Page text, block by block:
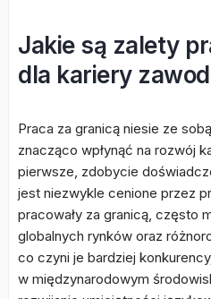
Jakie są zalety
dla kariery
Praca za granicą niesie ze
znacząco wpłynąć na rozwój
pierwsze, zdobycie
jest niezwykle cenione przez
pracowały za granicą, często
globalnych rynków oraz
co czyni je bardziej
w międzynarodowym